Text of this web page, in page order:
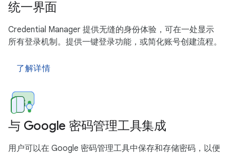
统一界面
Credential Manager 提供无缝的身份体验，可在一处显示
所有登录机制。提供一键登录功能，或简化账号创建流程。
了解详情
与 Google 密码管理工具集成
用户可以在 Google 密码管理工具中保存和存储密码，以便